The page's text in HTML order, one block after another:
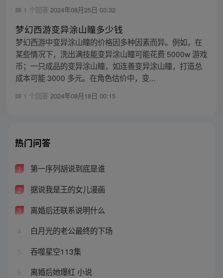
1 个回答 2024年08月25日 03:32
梦幻西游变异涂山瞳多少钱
梦幻西游中变异涂山瞳的价格因多种因素而异。例如，在
某些情况下，洗出满技能变异涂山瞳可能花费 5000w 游戏
币；一只成品的变异涂山瞳，如连善变异涂山瞳，打造总
成本可能 3000 多元。在角色估价中，变...
1 个回答 2024年08月18日 00:15
热门问答
1 第一序列胡说到底是谁
2 据说我是王的女儿漫画
3 离婚后还联系说明什么
4 白月光的老公最终的下场
5 吞噬星空113集
6 离婚后她爆红 小说